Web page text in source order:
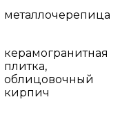
металлочерепица
керамогранитная
плитка,
облицовочный
кирпич